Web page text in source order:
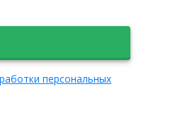
персональных